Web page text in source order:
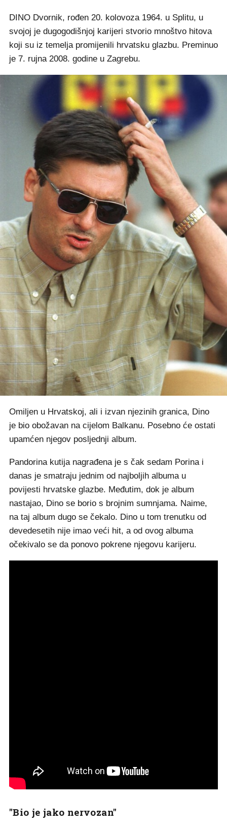
DINO Dvornik, rođen 20. kolovoza 1964. u Splitu, u
svojoj je dugogodišnjoj karijeri stvorio mnoštvo hitova
koji su iz temelja promijenili hrvatsku glazbu. Preminuo
je 7. rujna 2008. godine u Zagrebu.
Omiljen u Hrvatskoj, ali i izvan njezinih granica, Dino
je bio obožavan na cijelom Balkanu. Posebno će ostati
upamćen njegov posljednji album.
Pandorina kutija nagrađena je s čak sedam Porina i
danas je smatraju jednim od najboljih albuma u
povijesti hrvatske glazbe. Međutim, dok je album
nastajao, Dino se borio s brojnim sumnjama. Naime,
na taj album dugo se čekalo. Dino u tom trenutku od
devedesetih nije imao veći hit, a od ovog albuma
očekivalo se da ponovo pokrene njegovu karijeru.
"Bio je jako nervozan"